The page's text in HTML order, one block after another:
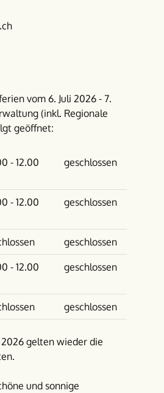
vom 6. Juli 2026 - 7.
(inkl. Regionale
geöffnet:
Nachmittag
- 12.00
geschlossen
- 12.00
geschlossen
geschlossen
- 12.00
geschlossen
geschlossen
gelten wieder die
und sonnige